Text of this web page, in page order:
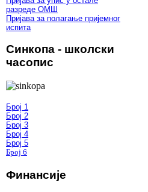
разреде ОМШ
Пријава за полагање пријемног
испита
Синкопа - школски
часопис
Број 1
Број 2
Број 3
Број 4
Број 5
Број 6
Финансије